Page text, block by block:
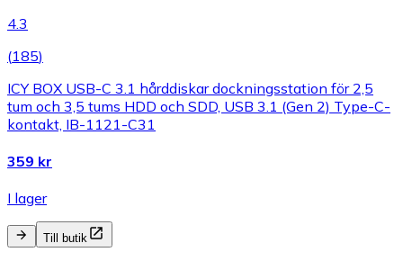
4.3
(185)
ICY BOX USB-C 3.1 hårddiskar dockningsstation för 2,5
tum och 3,5 tums HDD och SDD, USB 3.1 (Gen 2) Type-C-
kontakt, IB-1121-C31
359 kr
I lager
Till butik